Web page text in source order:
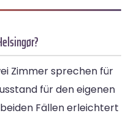
Zimmer sprechen für
für den eigenen
Fällen erleichtert